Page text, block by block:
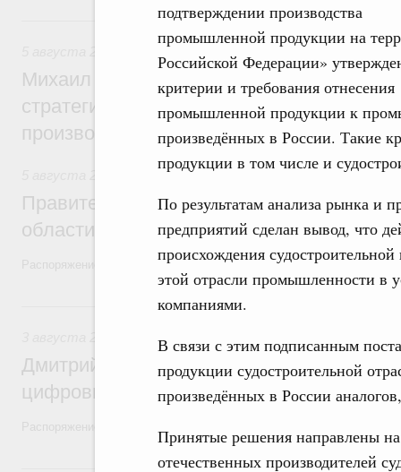
подтверждении производства
промышленной продукции на
Российской Федерации»
критерии и требования отнесения
промышленной продукции к
произведённых в России. Такие
продукции в том числе и
По результатам анализа рынка и
предприятий сделан вывод, что
происхождения
этой отрасли промышленности в
компаниями.
В связи с этим подписанным
продукции судостроительной
произведённых в России
Принятые решения направлены
отечественных производителей
5 августа, среда
Вопросы производительности труда и
Михаил Мишустин дал поручения по
стратегической сессии, посвящённой
производительности труда
Национальный проект «Экологическое
Правительство увеличило объём
области в рамках федерального
Распоряжение от 3 августа 2026 года №2067-р
3 августа, понедельник
Регулирование в сфере торговли.
Дмитрий Григоренко возглавил штаб по
цифровых платформ